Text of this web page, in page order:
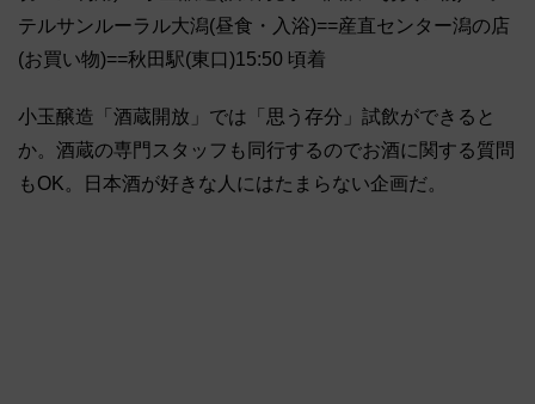
テルサンルーラル大潟(昼食・入浴)==産直センター潟の店
(お買い物)==秋田駅(東口)15:50 頃着
小玉醸造「酒蔵開放」では「思う存分」試飲ができると
か。酒蔵の専門スタッフも同行するのでお酒に関する質問
もOK。日本酒が好きな人にはたまらない企画だ。